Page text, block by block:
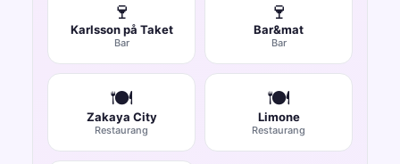
🍷
Karlsson på Taket
Bar
🍷
Bar&mat
Bar
🍽️
Zakaya City
Restaurang
🍽️
Limone
Restaurang